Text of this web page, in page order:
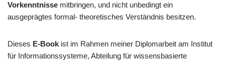
Vorkenntnisse mitbringen, und nicht unbedingt ein
ausgeprägtes formal- theoretisches Verständnis besitzen.
Dieses E-Book ist im Rahmen meiner Diplomarbeit am Institut
für Informationssysteme, Abteilung für wissensbasierte